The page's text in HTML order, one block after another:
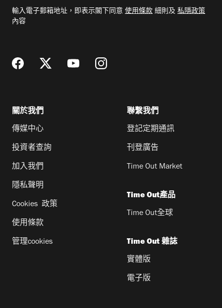
郵
輸入電子郵箱地址，即表示閣下同意 使用條款 細則及 私隱政策
內容
關於我們
傳媒中心
投資者查詢
加入我們
隱私聲明
Cookies 政策
使用條款
管理cookies
聯繫我們
登記定期通訊
刊登廣告
Time Out Market
Time Out產品
Time Out全球
Time Out 雜誌
實體版
電子版